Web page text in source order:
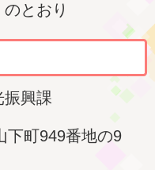
とおり
振興課
下町949番地の9